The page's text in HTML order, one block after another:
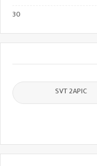
30
SVT 2APIC